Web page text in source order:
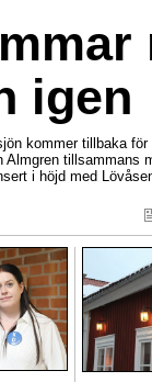
igen
kommer tillbaka
tillsammans
i höjd med